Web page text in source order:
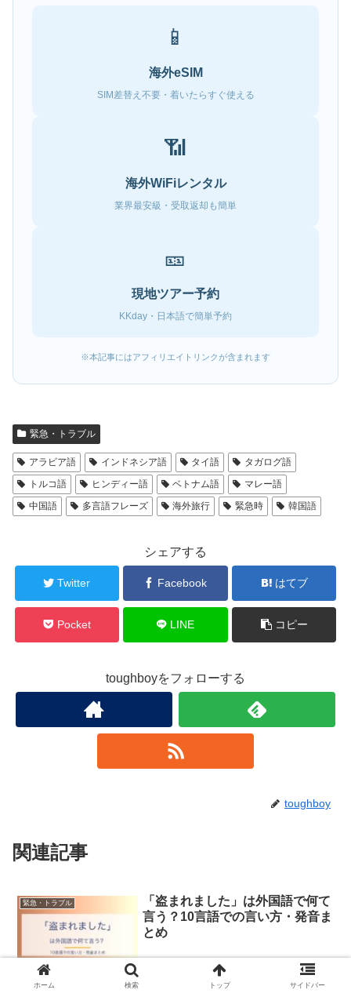
📱
海外eSIM
SIM差替え不要・着いたらすぐ使える
📶
海外WiFiレンタル
業界最安級・受取返却も簡単
🎫
現地ツアー予約
KKday・日本語で簡単予約
※本記事にはアフィリエイトリンクが含まれます
緊急・トラブル
アラビア語 インドネシア語 タイ語
タガログ語
トルコ語
ヒンディー語 ベトナム語
マレー語
中国語
多言語フレーズ 海外旅行 緊急時 韓国語
シェアする
Twitter Facebook はてブ
Pocket LINE コピー
toughboyをフォローする
toughboy
関連記事
緊急・トラブル
「盗まれました」は外国語で何て
言う？10言語での言い方・発音ま
とめ
「盗まれました」を英語・韓国語・中国語・フランス語など10言語
で紹介。発音・カタカナ読み付きで、旅行や日常会話ですぐに使えま
ホーム 検索 トップ サイドバー